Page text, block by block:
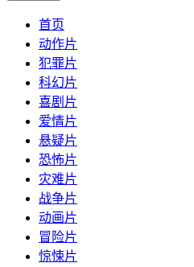
首页
动作片
犯罪片
科幻片
喜剧片
爱情片
悬疑片
恐怖片
灾难片
战争片
动画片
冒险片
惊悚片